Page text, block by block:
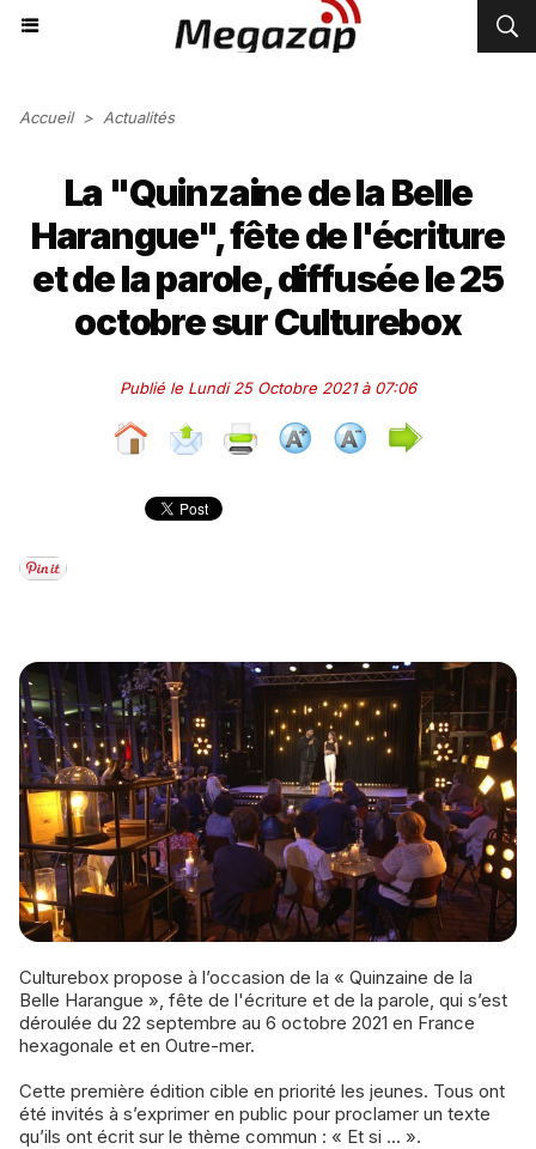
Accueil > Actualités
La "Quinzaine de la Belle
Harangue", fête de l'écriture
et de la parole, diffusée le 25
octobre sur Culturebox
Publié le Lundi 25 Octobre 2021 à 07:06
Culturebox propose à l’occasion de la « Quinzaine de la
Belle Harangue », fête de l'écriture et de la parole, qui s’est
déroulée du 22 septembre au 6 octobre 2021 en France
hexagonale et en Outre-mer.
Cette première édition cible en priorité les jeunes. Tous ont
été invités à s’exprimer en public pour proclamer un texte
qu’ils ont écrit sur le thème commun : « Et si ... ».